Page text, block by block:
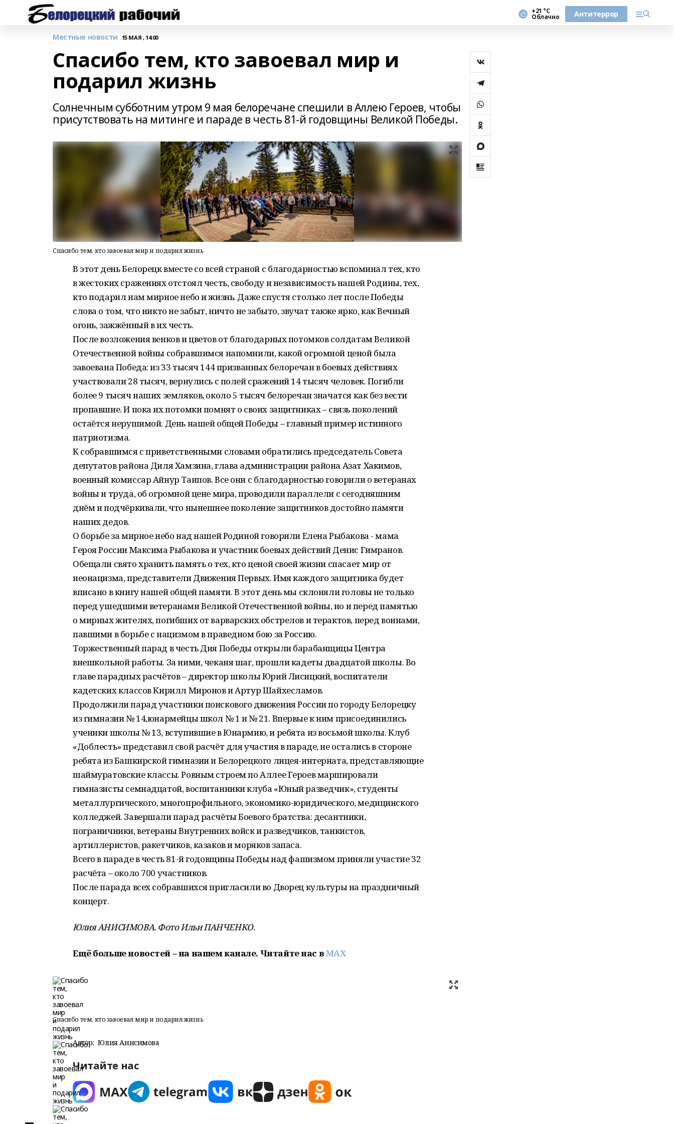
+21 °С
Облачно Антитеррор
Местные новости 15 МАЯ , 14:00
Спасибо тем, кто завоевал мир и
подарил жизнь
Солнечным субботним утром 9 мая белоречане спешили в Аллею Героев, чтобы
присутствовать на митинге и параде в честь 81-й годовщины Великой Победы.
Спасибо тем, кто завоевал мир и подарил жизнь
В этот день Белорецк вместе со всей страной с благодарностью вспоминал тех, кто
в жестоких сражениях отстоял честь, свободу и независимость нашей Родины, тех,
кто подарил нам мирное небо и жизнь. Даже спустя столько лет после Победы
слова о том, что никто не забыт, ничто не забыто, звучат также ярко, как Вечный
огонь, зажжённый в их честь.
После возложения венков и цветов от благодарных потомков солдатам Великой
Отечественной войны собравшимся напомнили, какой огромной ценой была
завоевана Победа: из 33 тысяч 144 призванных белоречан в боевых действиях
участвовали 28 тысяч, вернулись с полей сражений 14 тысяч человек. Погибли
более 9 тысяч наших земляков, около 5 тысяч белоречан значатся как без вести
пропавшие. И пока их потомки помнят о своих защитниках – связь поколений
остаётся нерушимой. День нашей общей Победы – главный пример истинного
патриотизма.
К собравшимся с приветственными словами обратились председатель Совета
депутатов района Диля Хамзина, глава администрации района Азат Хакимов,
военный комиссар Айнур Таипов. Все они с благодарностью говорили о ветеранах
войны и труда, об огромной цене мира, проводили параллели с сегодняшним
днём и подчёркивали, что нынешнее поколение защитников достойно памяти
наших дедов.
О борьбе за мирное небо над нашей Родиной говорили Елена Рыбакова - мама
Героя России Максима Рыбакова и участник боевых действий Денис Гимранов.
Обещали свято хранить память о тех, кто ценой своей жизни спасает мир от
неонацизма, представители Движения Первых. Имя каждого защитника будет
вписано в книгу нашей общей памяти. В этот день мы склоняли головы не только
перед ушедшими ветеранами Великой Отечественной войны, но и перед памятью
о мирных жителях, погибших от варварских обстрелов и терактов, перед воинами,
павшими в борьбе с нацизмом в праведном бою за Россию.
Торжественный парад в честь Дня Победы открыли барабанщицы Центра
внешкольной работы. За ними, чеканя шаг, прошли кадеты двадцатой школы. Во
главе парадных расчётов – директор школы Юрий Лисицкий, воспитатели
кадетских классов Кирилл Миронов и Артур Шайхесламов.
Продолжили парад участники поискового движения России по городу Белорецку
из гимназии № 14,юнармейцы школ № 1 и № 21. Впервые к ним присоединились
ученики школы № 13, вступившие в Юнармию, и ребята из восьмой школы. Клуб
«Доблесть» представил свой расчёт для участия в параде, не остались в стороне
ребята из Башкирской гимназии и Белорецкого лицея-интерната, представляющие
шаймуратовские классы. Ровным строем по Аллее Героев маршировали
гимназисты семнадцатой, воспитанники клуба «Юный разведчик», студенты
металлургического, многопрофильного, экономико-юридического, медицинского
колледжей. Завершали парад расчёты Боевого братства: десантники,
пограничники, ветераны Внутренних войск и разведчиков, танкистов,
артиллеристов, ракетчиков, казаков и моряков запаса.
Всего в параде в честь 81-й годовщины Победы над фашизмом приняли участие 32
расчёта – около 700 участников.
После парада всех собравшихся пригласили во Дворец культуры на праздничный
концерт.
Юлия АНИСИМОВА. Фото Ильи ПАНЧЕНКО.
Ещё больше новостей – на нашем канале. Читайте нас вMAX
Спасибо тем, кто завоевал мир и подарил жизнь
Автор: Юлия Анисимова
Читайте нас